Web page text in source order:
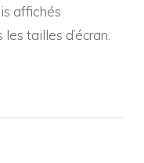
affichés
tailles d’écran.